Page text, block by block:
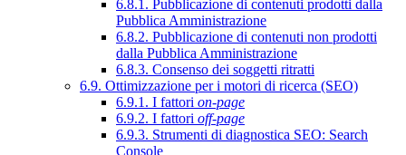
6.8.1. Pubblicazione di contenuti prodotti dalla
Pubblica Amministrazione
6.8.2. Pubblicazione di contenuti non prodotti
dalla Pubblica Amministrazione
6.8.3. Consenso dei soggetti ritratti
6.9. Ottimizzazione per i motori di ricerca (SEO)
6.9.1. I fattori on-page
6.9.2. I fattori off-page
6.9.3. Strumenti di diagnostica SEO: Search
Console